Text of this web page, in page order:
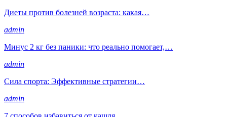
Диеты против болезней возраста: какая…
admin
Минус 2 кг без паники: что реально помогает,…
admin
Сила спорта: Эффективные стратегии…
admin